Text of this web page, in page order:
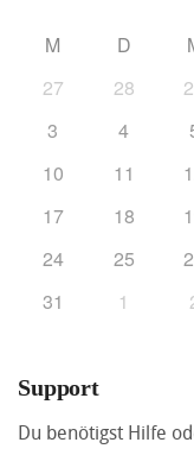
M D
27
28
3
4
10
11
17
18
24
25
31
1
Support
Du benötigst Hilfe